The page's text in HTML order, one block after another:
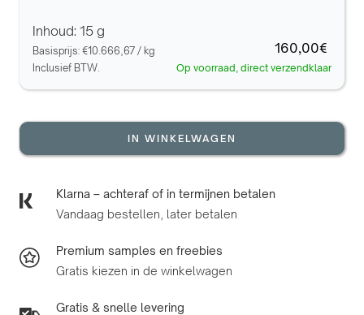
Inhoud: 15 g
Basisprijs: €10.666,67 / kg
Inclusief BTW.
160,00€
Op voorraad, direct verzendklaar
IN WINKELWAGEN
Klarna – achteraf of in termijnen betalen
Vandaag bestellen, later betalen
Premium samples en freebies
Gratis kiezen in de winkelwagen
Gratis & snelle levering